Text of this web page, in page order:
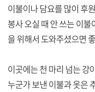
이불이나 담요를 많이 후
봉사 오실 때 안 쓰는 이
을 위해서 도와주셨으면
이곳에는 천 마리 넘는 강
누군가 보낸 이불과 옷은